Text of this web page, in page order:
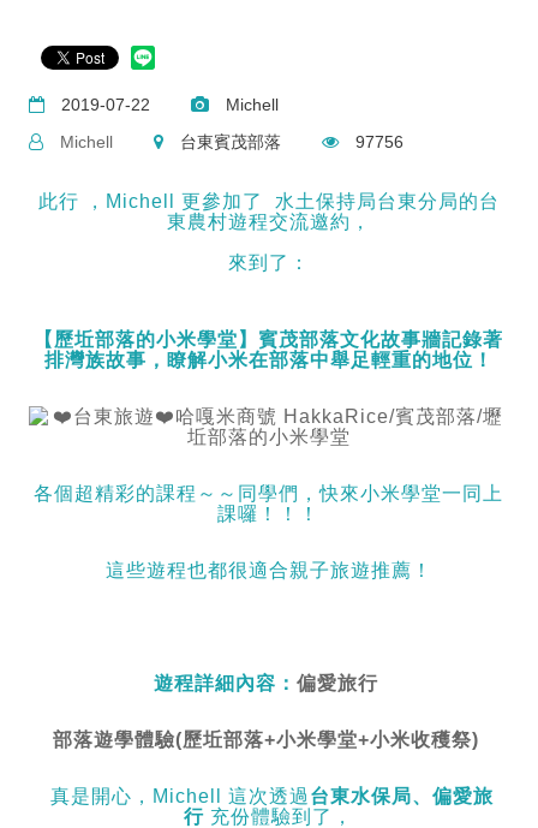
2019-07-22
Michell
Michell
台東賓茂部落 97756
此行 ，Michell 更參加了 水土保持局台東分局的台
東農村遊程交流邀約，
來到了：
【歷坵部落的小米學堂】 賓茂部落文化故事牆記錄著
排灣族故事，瞭解小米在部落中舉足輕重的地位！
各個超精彩的課程～～同學們，快來小米學堂一同上
課囉！！！
這些遊程也都很適合親子旅遊推薦！
遊程詳細內容： 偏愛旅行
部落遊學體驗(歷坵部落+小米學堂+小米收穫祭)
真是開心，Michell 這次透過 台東水保局、偏愛旅
行 充份體驗到了，